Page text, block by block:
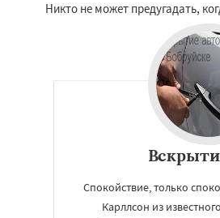
Никто не может предугадать,
Спокойствие, только
Карллсон из